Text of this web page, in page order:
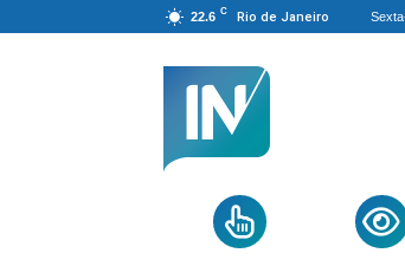
22.6 C Rio de Janeiro